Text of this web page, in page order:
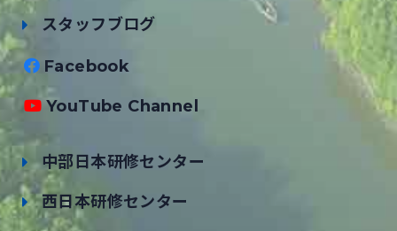
スタッフブログ
Facebook
YouTube Channel
中部日本研修センター
西日本研修センター